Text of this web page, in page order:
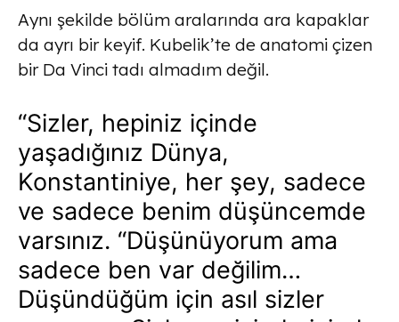
Aynı şekilde bölüm aralarında ara kapaklar
da ayrı bir keyif. Kubelik’te de anatomi çizen
bir Da Vinci tadı almadım değil.
“Sizler, hepiniz içinde
yaşadığınız Dünya,
Konstantiniye, her şey, sadece
ve sadece benim düşüncemde
varsınız. “Düşünüyorum ama
sadece ben var değilim…
Düşündüğüm için asıl sizler